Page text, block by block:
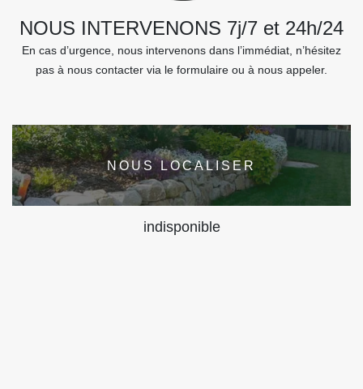
NOUS INTERVENONS 7j/7 et 24h/24
En cas d’urgence, nous intervenons dans l’immédiat, n’hésitez
pas à nous contacter via le formulaire ou à nous appeler.
NOUS LOCALISER
indisponible